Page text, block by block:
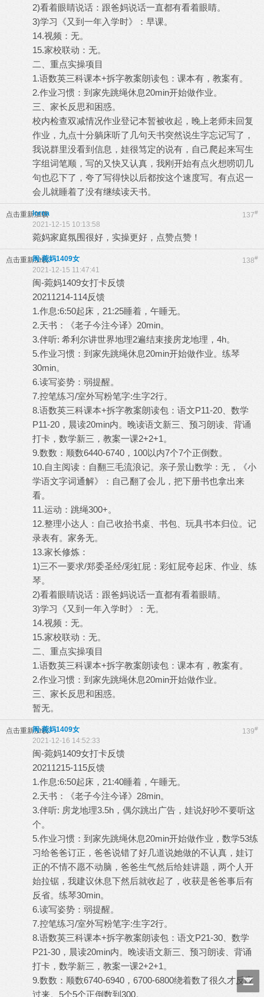
2)看着眼睛说话：跟爸妈说话一直都有看着眼睛。
3)学习《又到一年入学时》：早课。
14.视频：无。
15.家校联动：无。
二、重点实操项目
1.语数英三科课本+拆字教案朗读包：课本有，教案有。
2.作业习惯：到家先跳绳休息20min开始做作业。
三、家长反思和困惑。
校内检查双减情况作业登记本暂被收起，晚上老师未回复
作业，九点十分躺床听了几句天书突然说生字忘记写了，
我说群里没看到信息，娃很笃定的说有，自己爬起来写生
字组词笔顺，写的又快又认真，我刚开始有点火想唠叨几
句也忍下了，夸了写得快以后都按这个速度写。有点迟一
会儿就睡着了没有继续读天书。
点击重新加载 137#
lorna
2021-12-15 10:13:58
菀妈家庭氛围很好，实操更好，点赞点赞！
点击重新加载 138#
闽-菀妈1409女
2021-12-15 11:47:41
闽-菀妈1409女打卡反馈
20211214-114反馈
1.作息:6:50起床，21:25睡着，午睡无。
2.天书：《老子今注今译》20min。
3.伴听: 希利尔讲世界地理2遍结束接房龙地理，4h。
5.作业习惯：到家先跳绳休息20min开始做作业。练琴
30min。
6.读写姿势：弱提醒。
7.控笔练习/室外写粉笔字:生字2行。
8.语数英三科课本+拆字教案朗读包：语文P11-20、数学
P11-20，晨读20min内。晚读语文新三、预习朗读、背诵
打卡，数学新三，教案一课2+2+1。
9.数数：顺数6440-6740，100以内7个7个正倒数。
10.自主阅读：自翻三毛流浪记。亲子景山数学：无，《小
学语文字词通解》：自己翻了会儿，把下册书也拿出来
看。
11.运动：跳绳300+。
12.整理小达人：自己收拾书桌、书包、玩具书本归位。记
录表有。家务无。
13.家长修炼：
1)三不一要求/郑委圣经/彩虹屁：彩虹屁夸起床、作业、练
琴。
2)看着眼睛说话：跟爸妈说话一直都有看着眼睛。
3)学习《又到一年入学时》：无。
14.视频：无。
15.家校联动：无。
二、重点实操项目
1.语数英三科课本+拆字教案朗读包：课本有，教案有。
2.作业习惯：到家先跳绳休息20min开始做作业。
三、家长反思和困惑。
暂无。
点击重新加载 139#
闽-菀妈1409女
2021-12-16 14:52:33
闽-菀妈1409女打卡反馈
20211215-115反馈
1.作息:6:50起床，21:40睡着，午睡无。
2.天书：《老子今注今译》28min。
3.伴听: 房龙地理3.5h，偶尔跳出广告，娃说好吵不要听这
个。
5.作业习惯：到家先跳绳休息20min开始做作业，数学53练
习给爸爸订正，爸爸说错了好几道说她做的不认真，娃订
正的不情不愿不动脑，爸爸生气然后给娃讲题，两个人开
始拉锯，我建议休息下然后就收起了，收获是爸爸事后有
反省。练琴30min。
6.读写姿势：弱提醒。
7.控笔练习/室外写粉笔字:生字2行。
8.语数英三科课本+拆字教案朗读包：语文P21-30、数学
P21-30，晨读20min内。晚读语文新三、预习朗读、背诵
打卡，数学新三，教案一课2+2+1。
9.数数：顺数6740-6940，6700-6800绕着数了很久才反应
过来。5个5个正倒数到300。